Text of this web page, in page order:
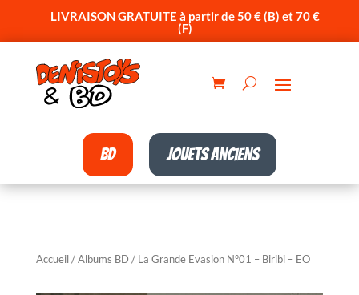
LIVRAISON GRATUITE à partir de 50 € (B) et 70 €
(F)
BD Jouets anciens
Accueil/Albums BD / La Grande Evasion N°01 – Biribi – EO